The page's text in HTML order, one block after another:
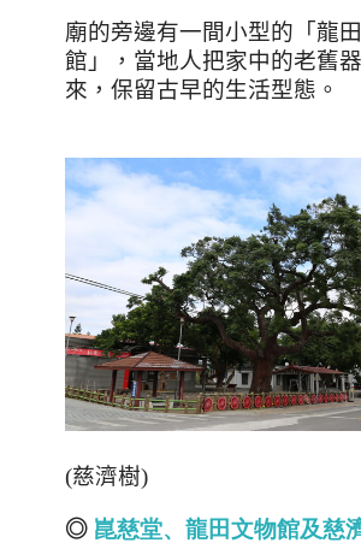
廟的旁邊有一間小型的「龍
館」，當地人把家中的老舊
來，保留古早的生活型態。
(慈濟樹)
◎ 崑慈堂、龍田文物館及慈